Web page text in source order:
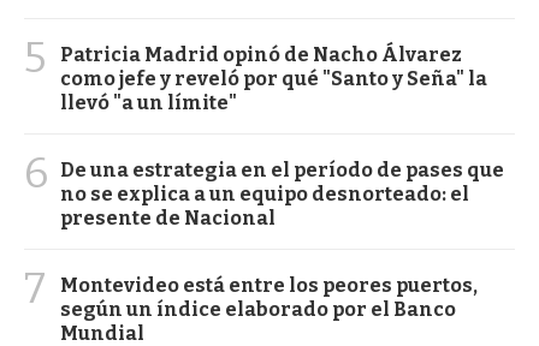
5
Patricia Madrid opinó de Nacho Álvarez
como jefe y reveló por qué "Santo y Seña" la
llevó "a un límite"
6
De una estrategia en el período de pases que
no se explica a un equipo desnorteado: el
presente de Nacional
7
Montevideo está entre los peores puertos,
según un índice elaborado por el Banco
Mundial